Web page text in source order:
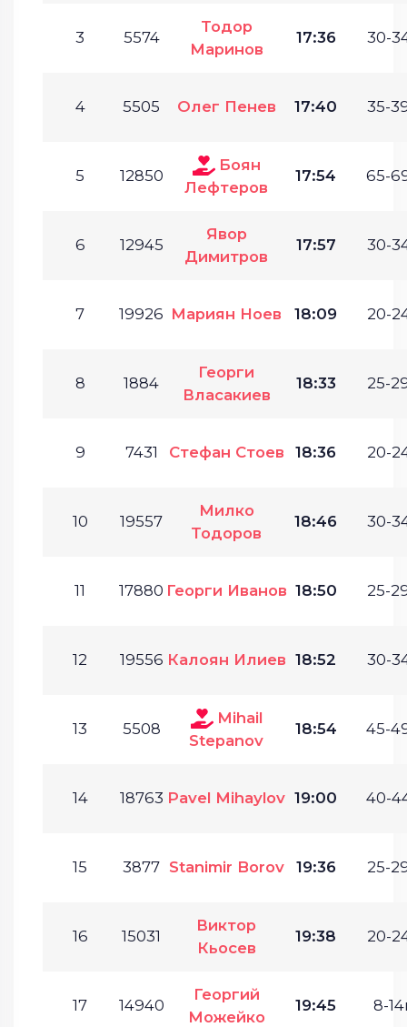
3 5574
Тодор
Маринов
17:36 30-
4 5505 Олег Пенев 17:40 35-
5 12850
Боян
Лефтеров
17:54 65-
6 12945
Явор
Димитров
17:57 30-
7 19926 Мариян Ноев 18:09 20-
8 1884
Георги
Власакиев
18:33 25-
9 7431 Стефан Стоев 18:36 20-
10 19557
Милко
Тодоров
18:46 30-
11 17880 Георги Иванов 18:50 25-
12 19556 Калоян Илиев 18:52 30-
13 5508
Mihail
Stepanov
18:54 45-
14 18763 Pavel Mihaylov 19:00 40-
15 3877 Stanimir Borov 19:36 25-
16 15031
Виктор
Кьосев
19:38 20-
17 14940
Георгий
Можейко
19:45 8-